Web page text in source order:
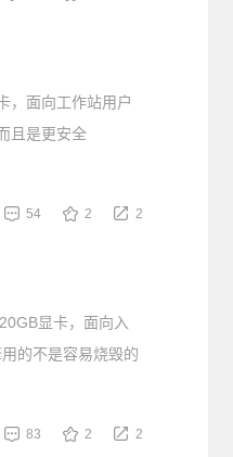
，面向工作站用户
且是更安全
54 2 2
显卡，面向入
的不是容易烧毁的
83 2 2